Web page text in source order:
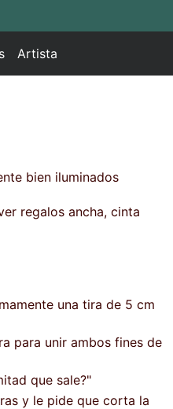
Artista
bien iluminados
regalos ancha, cinta
una tira de 5 cm
para unir ambos fines de
que sale?"
y le pide que corta la